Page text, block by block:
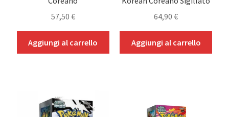
57,50 €
Aggiungi al carrello
64,90€
Aggiungi al carrello